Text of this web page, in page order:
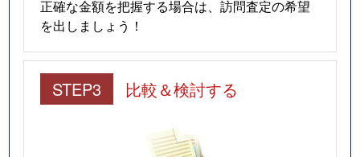
正確な金額を把握する場合は、訪問査定の希望
を出しましょう！
STEP3 比較＆検討する